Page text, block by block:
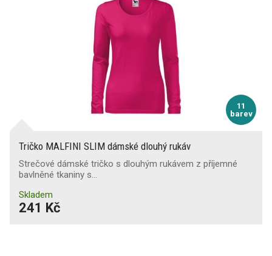
11
barev
Tričko MALFINI SLIM dámské dlouhý rukáv
Strečové dámské tričko s dlouhým rukávem z příjemné
bavlněné tkaniny s…
Skladem
241 Kč